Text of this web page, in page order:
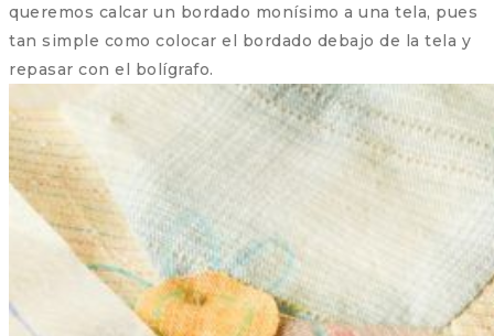
queremos calcar un bordado monísimo a una tela, pues
tan simple como colocar el bordado debajo de la tela y
repasar con el bolígrafo.